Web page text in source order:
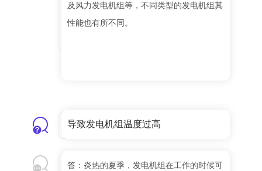
及风力发电机组等，不同类型的发电机组其
性能也有所不同。
导致发电机组温度过高
答：炎热的夏季，发电机组在工作的时候可